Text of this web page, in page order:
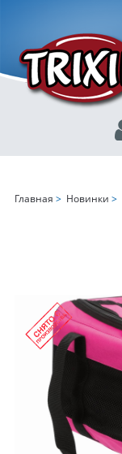
Главная > Новинки >